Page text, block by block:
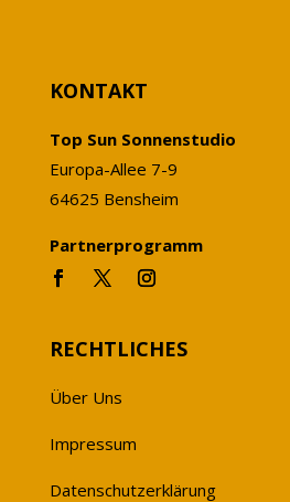
KONTAKT
Top Sun Sonnenstudio
Europa-Allee 7-9
64625 Bensheim
Partnerprogramm
RECHTLICHES
Über Uns
Impressum
Datenschutzerklärung